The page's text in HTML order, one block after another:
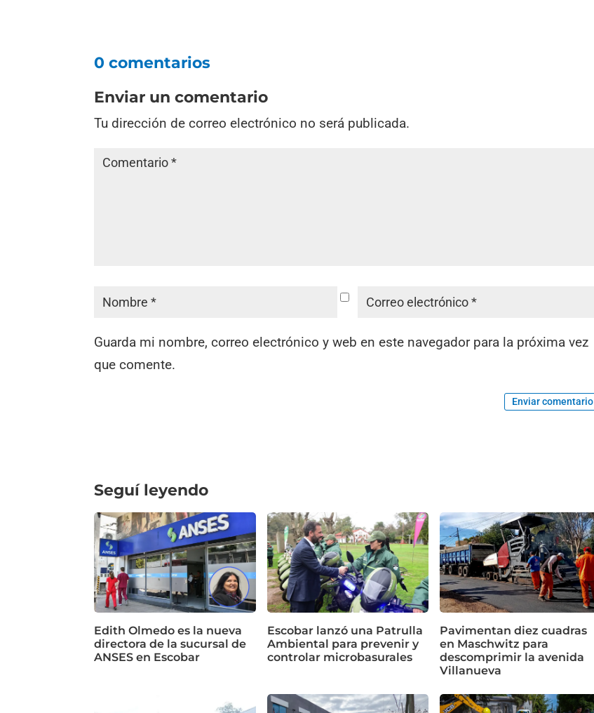
0 comentarios
Enviar un comentario
Tu dirección de correo electrónico no será publicada.
Guarda mi nombre, correo electrónico y web en este navegador para la próxima vez
que comente.
Enviar comentario
Seguí leyendo
Edith Olmedo es la nueva
directora de la sucursal de
ANSES en Escobar
Escobar lanzó una Patrulla
Ambiental para prevenir y
controlar microbasurales
Pavimentan diez cuadras
en Maschwitz para
descomprimir la avenida
Villanueva